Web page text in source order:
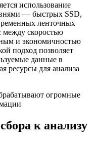
использование
— быстрых SSD,
ленточных
между скоростью
и экономичностью
подход позволяет
данные в
ресурсы для анализа
к анализу